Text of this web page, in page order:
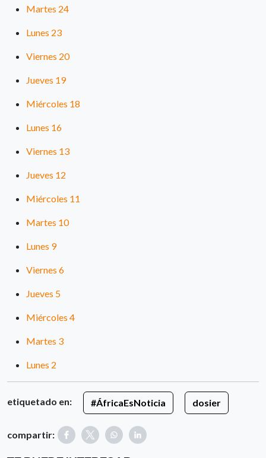
Martes 24
Lunes 23
Viernes 20
Jueves 19
Miércoles 18
Lunes 16
Viernes 13
Jueves 12
Miércoles 11
Martes 10
Lunes 9
Viernes 6
Jueves 5
Miércoles 4
Martes 3
Lunes 2
etiquetado en: #ÁfricaEsNoticia dosier
compartir: